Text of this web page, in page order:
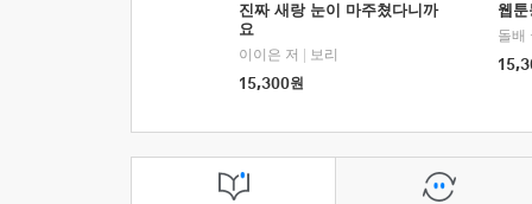
진짜 새랑 눈이 마주쳤다니까
요
이이은 저
보리
15,300원
웹
돌배